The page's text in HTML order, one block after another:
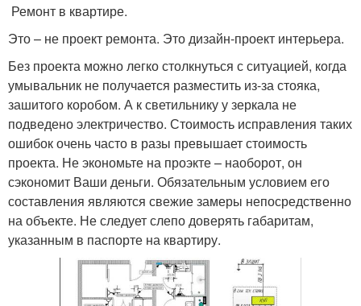
Ремонт в квартире.
Это – не проект ремонта. Это дизайн-проект интерьера.
Без проекта можно легко столкнуться с ситуацией, когда
умывальник не получается разместить из-за стояка,
зашитого коробом. А к светильнику у зеркала не
подведено электричество. Стоимость исправления таких
ошибок очень часто в разы превышает стоимость
проекта. Не экономьте на проэкте – наоборот, он
сэкономит Ваши деньги. Обязательным условием его
составления являются свежие замеры непосредственно
на объекте. Не следует слепо доверять габаритам,
указанным в паспорте на квартиру.